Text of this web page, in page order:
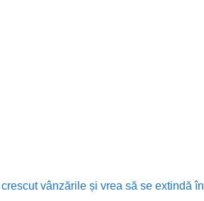
vânzările și vrea să se extindă în